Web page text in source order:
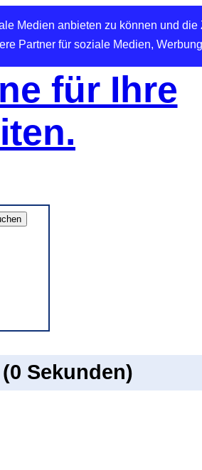
Medien anbieten zu können und die
Partner für soziale Medien,
für Ihre
Sekunden)